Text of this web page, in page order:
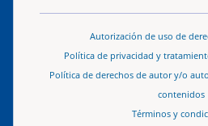
Autorización de uso de
Política de privacidad y
Política de derechos de autor y/o
contenidos
Términos y